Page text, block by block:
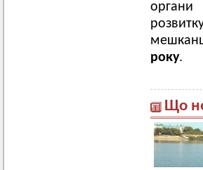
органи
року.
Що